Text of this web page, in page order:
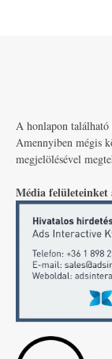
A honlapon található
Amennyiben mégis
megjelölésével
Média felületeinket